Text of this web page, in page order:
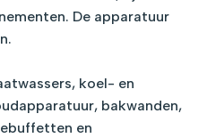
De apparatuur
koel- en
bakwanden,
en